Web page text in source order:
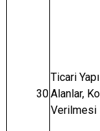
30
Ticari
Alanlar,
Verilmesi